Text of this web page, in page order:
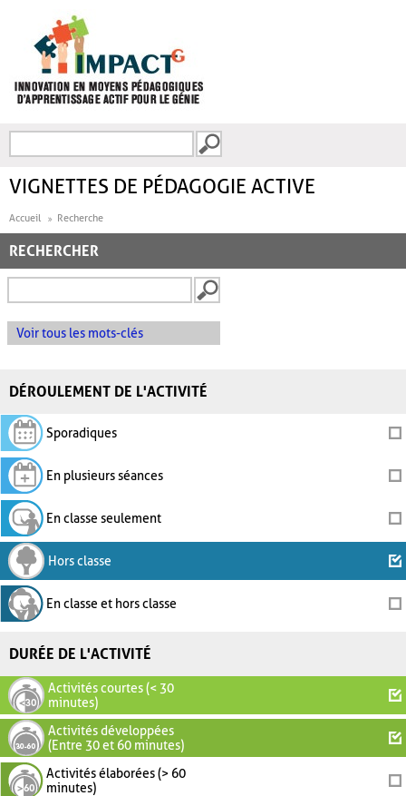
FORMULAIRE DE
VIGNETTES DE PÉDAGOGIE ACTIVE
Accueil Recherche
RECHERCHER
Voir tous les mots-clés
DÉROULEMENT DE L'ACTIVITÉ
Sporadiques
En plusieurs séances
En classe seulement
Hors classe
En classe et hors classe
DURÉE DE L'ACTIVITÉ
Activités courtes (< 30
minutes)
Activités développées
(Entre 30 et 60 minutes)
Activités élaborées (> 60
minutes)